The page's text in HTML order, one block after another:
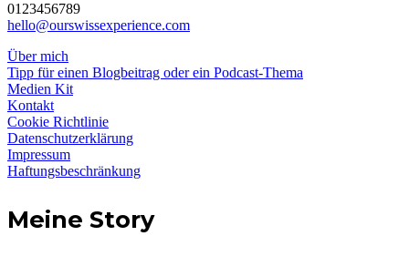
0123456789
hello@ourswissexperience.com
Über mich
Tipp für einen Blogbeitrag oder ein Podcast-Thema
Medien Kit
Kontakt
Cookie Richtlinie
Datenschutzerklärung
Impressum
Haftungsbeschränkung
Meine Story